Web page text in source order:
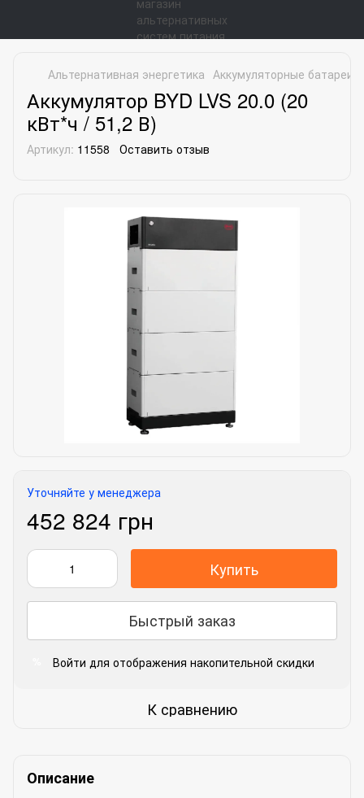
Альтернативная энергетика Аккумуляторные батареи
Аккумулятор BYD LVS 20.0 (20
кВт*ч / 51,2 В)
Артикул: 11558 Оставить отзыв
Уточняйте у менеджера
452 824 грн
Купить
Быстрый заказ
Войти для отображения накопительной скидки
К сравнению
Описание